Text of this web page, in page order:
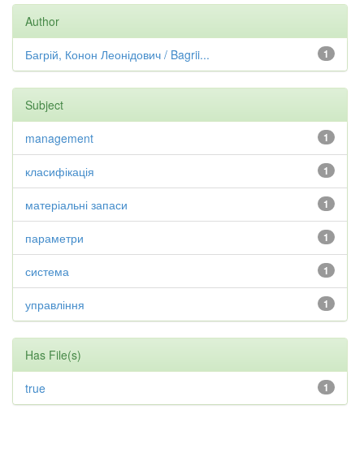
Author
1
Багрій, Конон Леонідович / Bagrii...
Subject
1
management
1
класифікація
1
матеріальні запаси
1
параметри
1
система
1
управління
Has File(s)
1
true